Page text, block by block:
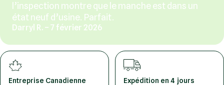
l’inspection montre que le manche est dans un
état neuf d’usine. Parfait.
Darryl R. – 7 février 2026
Entreprise Canadienne Expédition en 4 jours